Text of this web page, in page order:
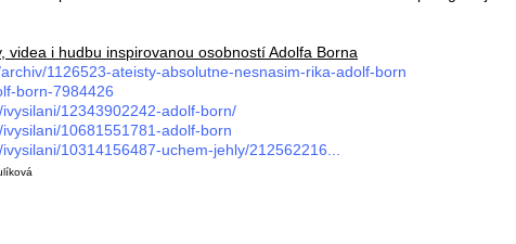
videa i hudbu inspirovanou osobností Adolfa Borna
1126523-ateisty-absolutne-nesnasim-rika-adolf-born
born-7984426
12343902242-adolf-born/
10681551781-adolf-born
10314156487-uchem-jehly/212562216...